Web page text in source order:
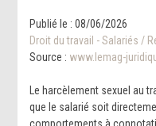
Publié le :08/06/2026
Droit du travail - Salariés /
Source : www.lemag-
Le harcèlement sexuel au
que le salarié soit
comportements à